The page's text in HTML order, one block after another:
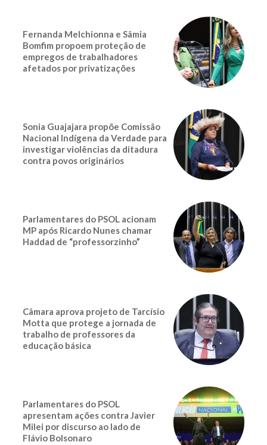
Fernanda Melchionna e Sâmia
Bomfim propoem proteção de
empregos de trabalhadores
afetados por privatizações
Sonia Guajajara propõe Comissão
Nacional Indígena da Verdade para
investigar violências da ditadura
contra povos originários
Parlamentares do PSOL acionam
MP após Ricardo Nunes chamar
Haddad de “professorzinho”
Câmara aprova projeto de Tarcísio
Motta que protege a jornada de
trabalho de professores da
educação básica
Parlamentares do PSOL
apresentam ações contra Javier
Milei por discurso ao lado de
Flávio Bolsonaro